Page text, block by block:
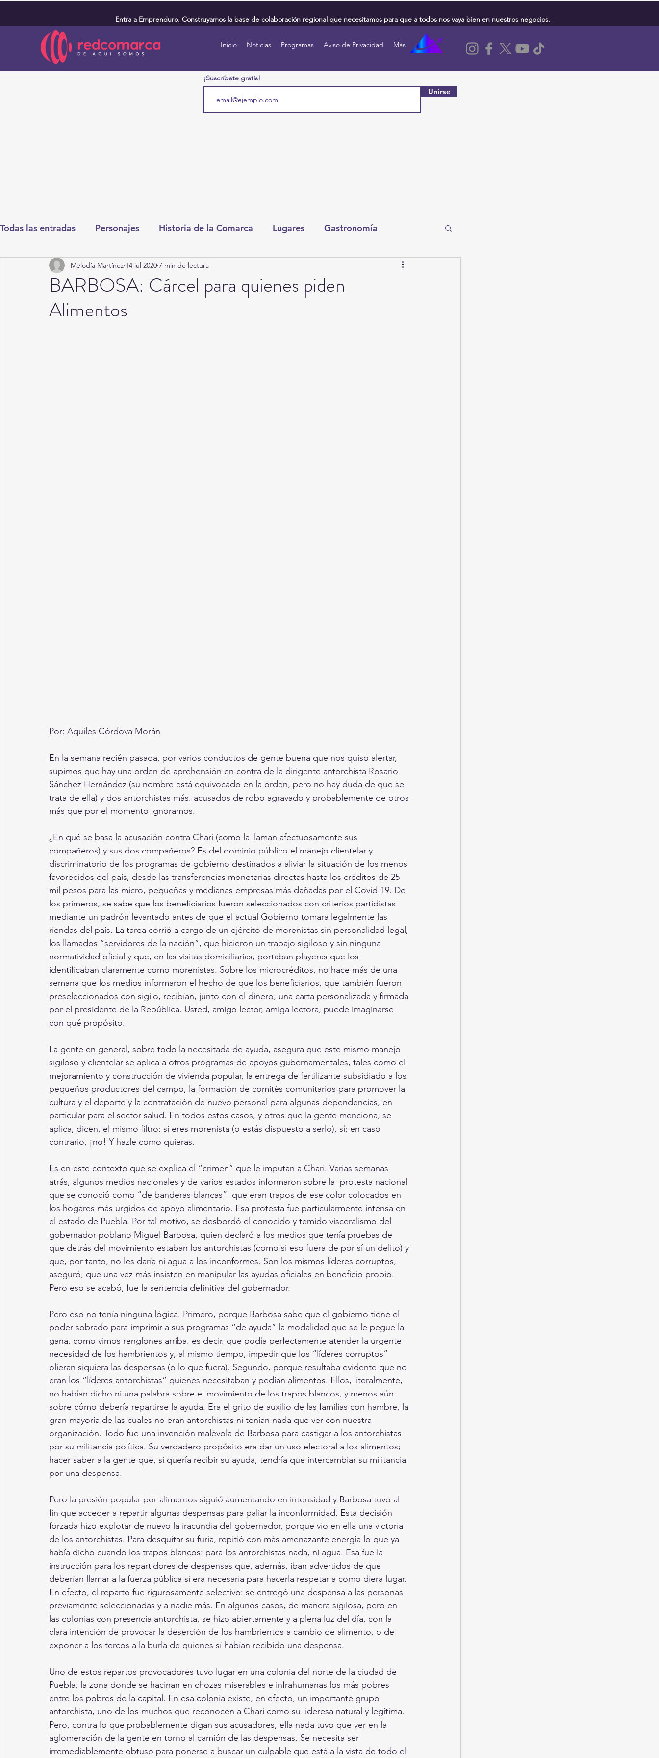
Entra a Emprenduro. Construyamos la base de colaboración regional que necesitamos para que a todos nos vaya bien en nuestros negocios.
Inicio Noticias Programas Aviso de Privacidad Más
¡Suscríbete gratis!
Unirse
Todas las entradas Personajes Historia de la Comarca Lugares Gastronomía
Deportes Salud Entretenimiento Cultura y Espectáculos Torreón
Round Cero Columnistas
BARBOSA: Cárcel para quienes piden
Alimentos
Melodía Martínez 14 jul 2020 7 min de lectura
Por: Aquiles Córdova Morán
En la semana recién pasada, por varios conductos de gente buena que nos quiso alertar,
supimos que hay una orden de aprehensión en contra de la dirigente antorchista Rosario
Sánchez Hernández (su nombre está equivocado en la orden, pero no hay duda de que se
trata de ella) y dos antorchistas más, acusados de robo agravado y probablemente de otros
más que por el momento ignoramos.
¿En qué se basa la acusación contra Chari (como la llaman afectuosamente sus
compañeros) y sus dos compañeros? Es del dominio público el manejo clientelar y
discriminatorio de los programas de gobierno destinados a aliviar la situación de los menos
favorecidos del país, desde las transferencias monetarias directas hasta los créditos de 25
mil pesos para las micro, pequeñas y medianas empresas más dañadas por el Covid-19. De
los primeros, se sabe que los beneficiarios fueron seleccionados con criterios partidistas
mediante un padrón levantado antes de que el actual Gobierno tomara legalmente las
riendas del país. La tarea corrió a cargo de un ejército de morenistas sin personalidad legal,
los llamados “servidores de la nación”, que hicieron un trabajo sigiloso y sin ninguna
normatividad oficial y que, en las visitas domiciliarias, portaban playeras que los
identificaban claramente como morenistas. Sobre los microcréditos, no hace más de una
semana que los medios informaron el hecho de que los beneficiarios, que también fueron
preseleccionados con sigilo, recibían, junto con el dinero, una carta personalizada y firmada
por el presidente de la República. Usted, amigo lector, amiga lectora, puede imaginarse
con qué propósito.
La gente en general, sobre todo la necesitada de ayuda, asegura que este mismo manejo
sigiloso y clientelar se aplica a otros programas de apoyos gubernamentales, tales como el
mejoramiento y construcción de vivienda popular, la entrega de fertilizante subsidiado a los
pequeños productores del campo, la formación de comités comunitarios para promover la
cultura y el deporte y la contratación de nuevo personal para algunas dependencias, en
particular para el sector salud. En todos estos casos, y otros que la gente menciona, se
aplica, dicen, el mismo filtro: si eres morenista (o estás dispuesto a serlo), sí; en caso
contrario, ¡no! Y hazle como quieras.
Es en este contexto que se explica el “crimen” que le imputan a Chari. Varias semanas
atrás, algunos medios nacionales y de varios estados informaron sobre la  protesta nacional
que se conoció como “de banderas blancas”, que eran trapos de ese color colocados en
los hogares más urgidos de apoyo alimentario. Esa protesta fue particularmente intensa en
el estado de Puebla. Por tal motivo, se desbordó el conocido y temido visceralismo del
gobernador poblano Miguel Barbosa, quien declaró a los medios que tenía pruebas de
que detrás del movimiento estaban los antorchistas (como si eso fuera de por sí un delito) y
que, por tanto, no les daría ni agua a los inconformes. Son los mismos líderes corruptos,
aseguró, que una vez más insisten en manipular las ayudas oficiales en beneficio propio.
Pero eso se acabó, fue la sentencia definitiva del gobernador.
Pero eso no tenía ninguna lógica. Primero, porque Barbosa sabe que el gobierno tiene el
poder sobrado para imprimir a sus programas “de ayuda” la modalidad que se le pegue la
gana, como vimos renglones arriba, es decir, que podía perfectamente atender la urgente
necesidad de los hambrientos y, al mismo tiempo, impedir que los “líderes corruptos”
olieran siquiera las despensas (o lo que fuera). Segundo, porque resultaba evidente que no
eran los “líderes antorchistas” quienes necesitaban y pedían alimentos. Ellos, literalmente,
no habían dicho ni una palabra sobre el movimiento de los trapos blancos, y menos aún
sobre cómo debería repartirse la ayuda. Era el grito de auxilio de las familias con hambre, la
gran mayoría de las cuales no eran antorchistas ni tenían nada que ver con nuestra
organización. Todo fue una invención malévola de Barbosa para castigar a los antorchistas
por su militancia política. Su verdadero propósito era dar un uso electoral a los alimentos;
hacer saber a la gente que, si quería recibir su ayuda, tendría que intercambiar su militancia
por una despensa.
Pero la presión popular por alimentos siguió aumentando en intensidad y Barbosa tuvo al
fin que acceder a repartir algunas despensas para paliar la inconformidad. Esta decisión
forzada hizo explotar de nuevo la iracundia del gobernador, porque vio en ella una victoria
de los antorchistas. Para desquitar su furia, repitió con más amenazante energía lo que ya
había dicho cuando los trapos blancos: para los antorchistas nada, ni agua. Esa fue la
instrucción para los repartidores de despensas que, además, iban advertidos de que
deberían llamar a la fuerza pública si era necesaria para hacerla respetar a como diera lugar.
En efecto, el reparto fue rigurosamente selectivo: se entregó una despensa a las personas
previamente seleccionadas y a nadie más. En algunos casos, de manera sigilosa, pero en
las colonias con presencia antorchista, se hizo abiertamente y a plena luz del día, con la
clara intención de provocar la deserción de los hambrientos a cambio de alimento, o de
exponer a los tercos a la burla de quienes sí habían recibido una despensa.
Uno de estos repartos provocadores tuvo lugar en una colonia del norte de la ciudad de
Puebla, la zona donde se hacinan en chozas miserables e infrahumanas los más pobres
entre los pobres de la capital. En esa colonia existe, en efecto, un importante grupo
antorchista, uno de los muchos que reconocen a Chari como su lideresa natural y legítima.
Pero, contra lo que probablemente digan sus acusadores, ella nada tuvo que ver en la
aglomeración de la gente en torno al camión de las despensas. Se necesita ser
irremediablemente obtuso para ponerse a buscar un culpable que está a la vista de todo el